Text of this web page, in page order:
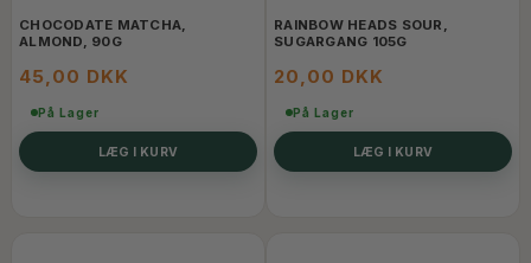
CHOCODATE MATCHA,
ALMOND, 90G
45,00 DKK
På Lager
LÆG I KURV
RAINBOW HEADS SOUR,
SUGARGANG 105G
20,00 DKK
På Lager
LÆG I KURV